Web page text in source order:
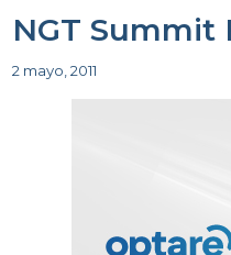
NGT Summit
2 mayo, 2011